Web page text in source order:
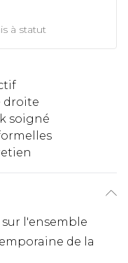
à statut
droite
soigné
l'ensemble
de la